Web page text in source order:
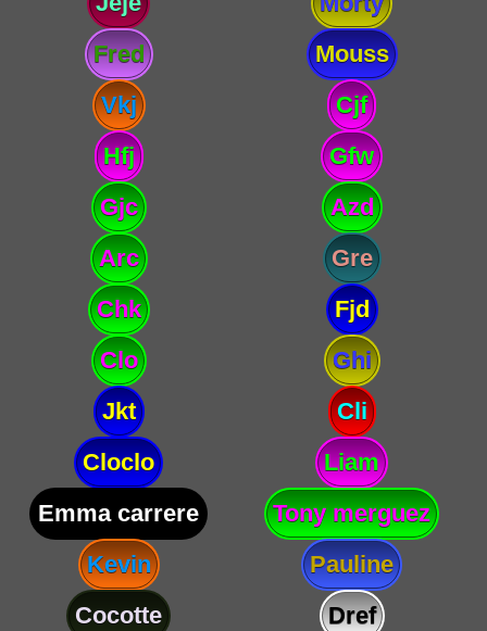
Fred
Mouss
Vkj
Cjf
Hfj
Gfw
Gjc
Azd
Arc
Gre
Chk
Fjd
Clo
Ghi
Jkt
Cli
Cloclo
Liam
Emma carrere
Tony merguez
Kevin
Pauline
Cocotte
Dref